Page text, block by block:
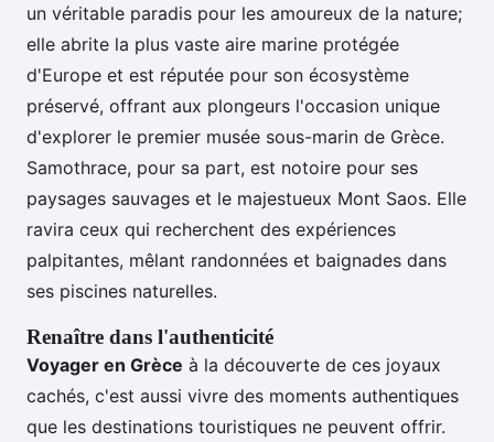
un véritable paradis pour les amoureux de la nature;
elle abrite la plus vaste aire marine protégée
d'Europe et est réputée pour son écosystème
préservé, offrant aux plongeurs l'occasion unique
d'explorer le premier musée sous-marin de Grèce.
Samothrace, pour sa part, est notoire pour ses
paysages sauvages et le majestueux Mont Saos. Elle
ravira ceux qui recherchent des expériences
palpitantes, mêlant randonnées et baignades dans
ses piscines naturelles.
Renaître dans l'authenticité
Voyager en Grèce à la découverte de ces joyaux
cachés, c'est aussi vivre des moments authentiques
que les destinations touristiques ne peuvent offrir.